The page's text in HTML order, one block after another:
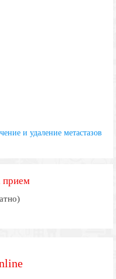
и удаление метастазов
прием